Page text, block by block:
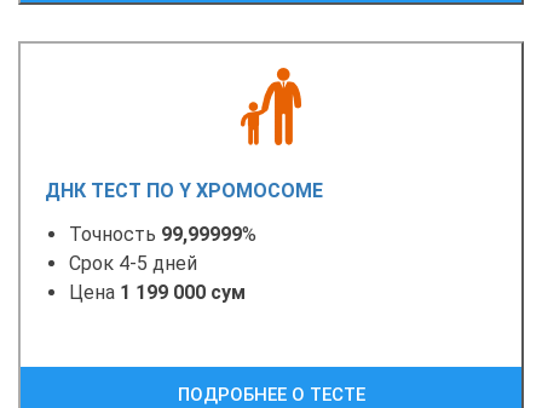
ДНК ТЕСТ ПО Y ХРОМОСОМЕ
Точность 99,99999%
Срок 4-5 дней
Цена 1 199 000 сум
ПОДРОБНЕЕ О ТЕСТЕ